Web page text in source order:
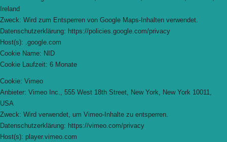
Ireland
Zweck: Wird zum Entsperren von Google Maps-Inhalten verwendet.
Datenschutzerklärung: https://policies.google.com/privacy
Host(s): .google.com
Cookie Name: NID
Cookie Laufzeit: 6 Monate
Cookie: Vimeo
Anbieter: Vimeo Inc., 555 West 18th Street, New York, New York 10011,
USA
Zweck: Wird verwendet, um Vimeo-Inhalte zu entsperren.
Datenschutzerklärung: https://vimeo.com/privacy
Host(s): player.vimeo.com